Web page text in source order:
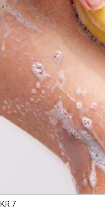
KR 7